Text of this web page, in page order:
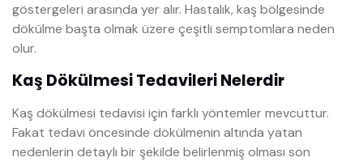
göstergeleri arasında yer alır. Hastalık, kaş bölgesinde
dökülme başta olmak üzere çeşitli semptomlara neden
olur.
Kaş Dökülmesi Tedavileri Nelerdir
Kaş dökülmesi tedavisi için farklı yöntemler mevcuttur.
Fakat tedavi öncesinde dökülmenin altında yatan
nedenlerin detaylı bir şekilde belirlenmiş olması son